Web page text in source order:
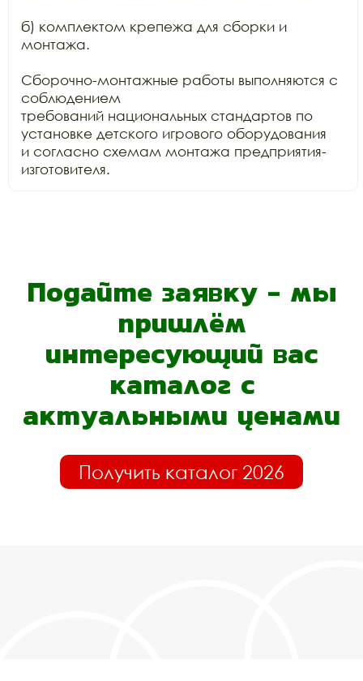
б) комплектом крепежа для сборки и
монтажа.
Сборочно-монтажные работы выполняются с
соблюдением
требований национальных стандартов по
установке детского игрового оборудования
и согласно схемам монтажа предприятия-
изготовителя.
Подайте заявку - мы
пришлём
интересующий вас
каталог с
актуальными ценами
Получить каталог 2026